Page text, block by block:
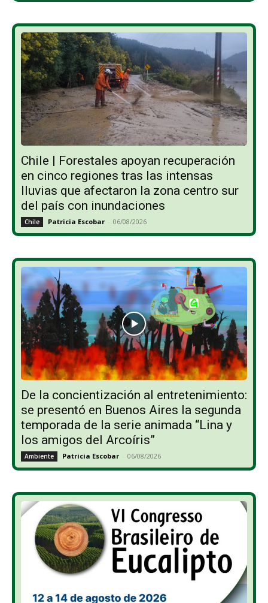
Chile | Forestales apoyan recuperación
en cinco regiones tras las intensas
lluvias que afectaron la zona centro sur
del país con inundaciones
Chile Patricia Escobar - 06/08/2026
De la concientización al entretenimiento:
se presentó en Buenos Aires la segunda
temporada de la serie animada “Lina y
los amigos del Arcoíris”
Ambiente Patricia Escobar - 06/08/2026